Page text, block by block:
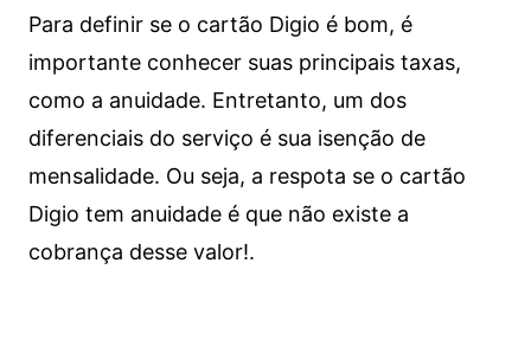
Para definir se o cartão Digio é bom, é
importante conhecer suas principais taxas,
como a anuidade. Entretanto, um dos
diferenciais do serviço é sua isenção de
mensalidade. Ou seja, a respota se o cartão
Digio tem anuidade é que não existe a
cobrança desse valor!.